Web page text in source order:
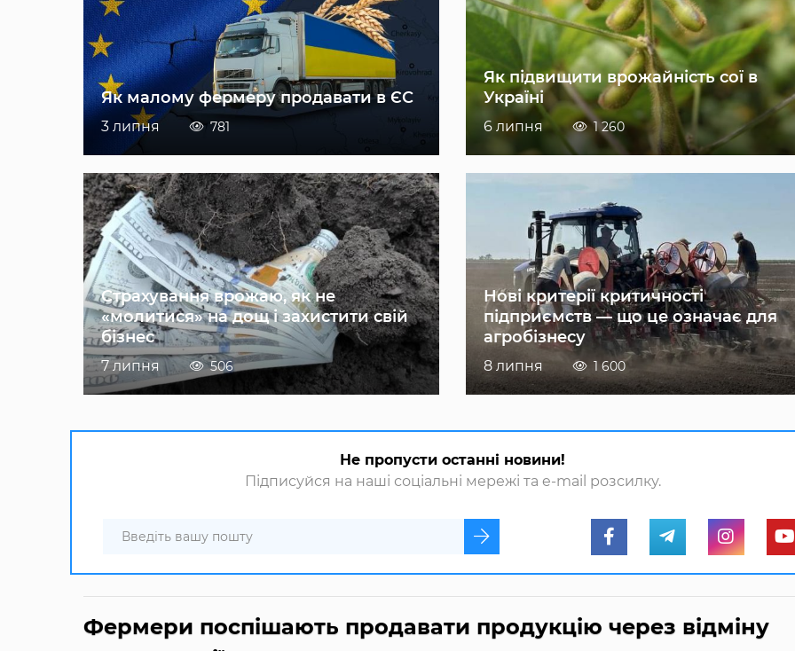
Як малому фермеру продавати в ЄС
3 липня 781
Як підвищити врожайність сої в
Україні
6 липня 1 260
Страхування врожаю, як не
«молитися» на дощ і захистити свій
бізнес
7 липня 506
Нові критерії критичності
підприємств — що це означає для
агробізнесу
8 липня 1 600
Не пропусти останні новини!
Підписуйся на наші соціальні мережі та e-mail розсилку.
Фермери поспішають продавати продукцію через відміну